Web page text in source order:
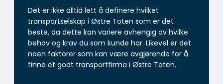
Det er ikke alltid lett å definere hvilket
transportselskap i Østre Toten som er det
beste, da dette kan variere avhengig av hvilke
behov og krav du som kunde har. Likevel er det
noen faktorer som kan være avgjørende for å
finne et godt transportfirma i Østre Toten.